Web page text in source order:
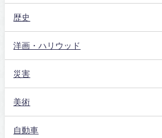
歴史
洋画・ハリウッド
災害
美術
自動車